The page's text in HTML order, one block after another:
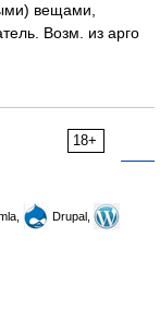
вещами,
Возм. из арго
18+
Drupal,